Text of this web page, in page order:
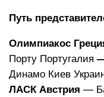
Путь
Олимпиакос
Порту Португалия
Динамо Киев
ЛАСК Австрия —